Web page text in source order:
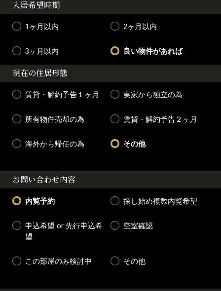
入居希望時期
1ヶ月以内 2ヶ月以内
3ヶ月以内 良い物件があれば
現在の住居形態
賃貸・解約予告１ヶ月 実家から独立の為
所有物件売却の為 賃貸・解約予告２ヶ月
海外から帰任の為 その他
お問い合わせ内容
内覧予約 探し始め複数内覧希望
申込希望 or 先行申込希
望
空室確認
この部屋のみ検討中 その他